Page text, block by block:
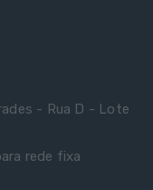
- Rua D - Lote
rede fixa